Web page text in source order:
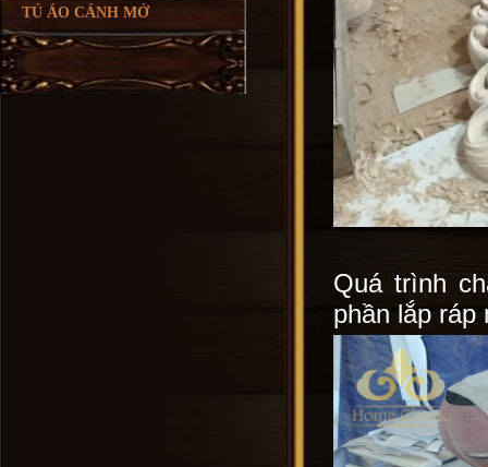
TỦ ÁO CÁNH MỞ
Quá trình
phần lắp